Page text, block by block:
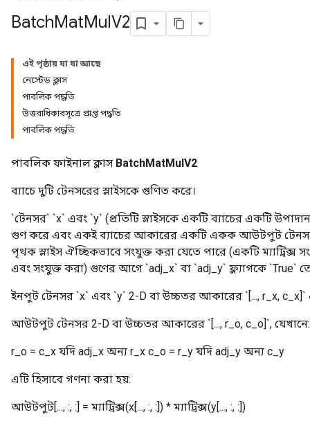
BatchMatMulV2
এই পৃষ্ঠায় যা যা আছে
নেস্টেড ক্লাস
পাবলিক পদ্ধতি
উত্তরাধিকারসূত্রে প্রাপ্ত পদ্ধতি
পাবলিক পদ্ধতি
পাবলিক ফাইনাল ক্লাস BatchMatMulV2
ব্যাচে দুটি টেনসরের স্লাইসকে গুণিত করে।
`টেনসর` `x` এবং `y` (প্রতিটি স্লাইসকে একটি ব্যাচের একটি
গুণ করে এবং একই ব্যাচের আকারের একটি একক আউটপুট
পৃথক স্লাইস ঐচ্ছিকভাবে সংযুক্ত করা যেতে পারে (একটি ম্যাট্রিক্স
এবং সংযুক্ত করা) গুণের আগে `adj_x` বা `adj_y` ফ্ল্যাগকে `True`
ইনপুট টেনসর `x` এবং `y` 2-D বা উচ্চতর আকারের `[..., r_x, c_x]`
আউটপুট টেনসর 2-D বা উচ্চতর আকারের `[..., r_o, c_o]`, যেখানে:
r_o = c_x যদি adj_x অন্য r_x c_o = r_y যদি adj_y অন্য c_y
এটি হিসাবে গণনা করা হয়:
আউটপুট[..., :, :] = ম্যাট্রিক্স(x[..., :, :]) * ম্যাট্রিক্স(y[..., :, :])